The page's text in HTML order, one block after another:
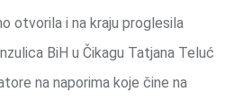
otvorila i na kraju proglesila
BiH u Čikagu Tatjana Teluć
na naporima koje čine na